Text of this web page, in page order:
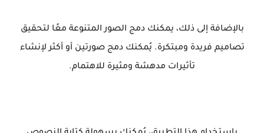
بالإضافة إلى ذلك، يمكنك دمج الصور المتنوعة معًا لتحقيق
تصاميم فريدة ومبتكرة. يُمكنك دمج صورتين أو أكثر لإنشاء
تأثيرات مدهشة ومثيرة للاهتمام.